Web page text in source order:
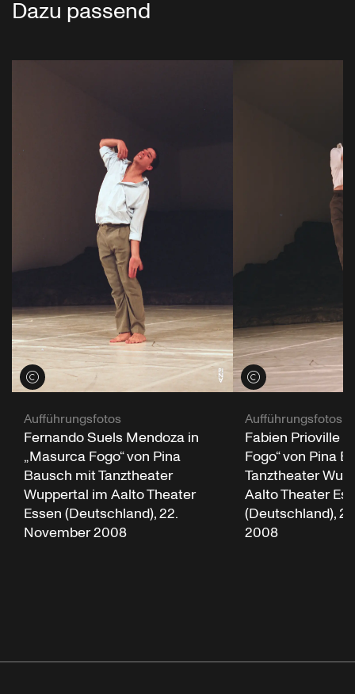
Dazu passend
Credits öffnen
Aufführungsfotos
Fernando Suels Mendoza in
„Masurca Fogo“ von Pina
Bausch mit Tanztheater
Wuppertal im Aalto Theater
Essen (Deutschland), 22.
November 2008
Credits öffnen
Aufführungsfotos
Fabien Prioville
Fogo“ von Pina
Tanztheater
Aalto Theater
(Deutschland),
2008